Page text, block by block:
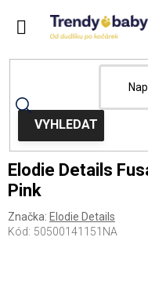
DomůKočárky
Elodie Details
Pink
Značka: Elodie Details
Kód: 50500141151NA